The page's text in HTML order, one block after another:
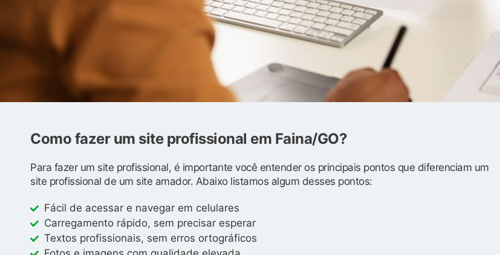
Como fazer um site profissional em Faina/GO?
Para fazer um site profissional, é importante você entender os principais pontos que diferenciam um
site profissional de um site amador. Abaixo listamos algum desses pontos:
Fácil de acessar e navegar em celulares
Carregamento rápido, sem precisar esperar
Textos profissionais, sem erros ortográficos